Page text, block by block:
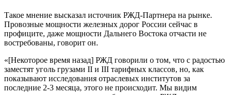
Такое мнение высказал источник РЖД-Партнера на рынке.
Провозные мощности железных дорог России сейчас в
профиците, даже мощности Дальнего Востока отчасти не
востребованы, говорит он.
«[Некоторое время назад] РЖД говорили о том, что с радостью
заместят уголь грузами II и III тарифных классов, но, как
показывают исследования отраслевых институтов за
последние 2-3 месяца, этого не происходит. Мы видим